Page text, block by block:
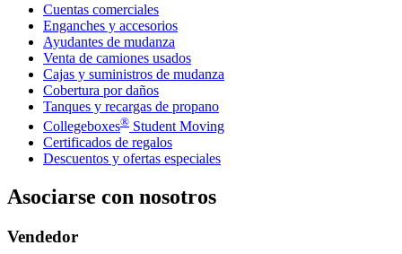
Cuentas comerciales
Enganches y accesorios
Ayudantes de mudanza
Venta de camiones usados
Cajas y suministros de mudanza
Cobertura por daños
Tanques y recargas de propano
Collegeboxes® Student Moving
Certificados de regalos
Descuentos y ofertas especiales
Asociarse con nosotros
Vendedor